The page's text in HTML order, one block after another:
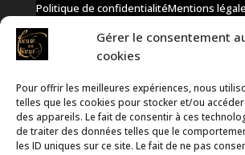
Gérer le consentement
cookies
Pour offrir les meilleures expériences, nous
telles que les cookies pour stocker et/ou
des appareils. Le fait de consentir à ces
de traiter des données telles que le
les ID uniques sur ce site. Le fait de ne pas
Politique de confidentialitéMentions
✆ +32 477 91 58 46
✉ infos@coeurs-en-choeur.be